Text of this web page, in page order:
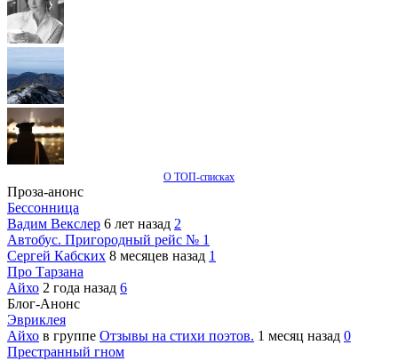
О ТОП-списках
Проза-анонс
Бессонница
Вадим Векслер 6 лет назад 2
Автобус. Пригородный рейс № 1
Сергей Кабских 8 месяцев назад 1
Про Тарзана
Айхо 2 года назад 6
Блог-Анонс
Эвриклея
Айхо в группе Отзывы на стихи поэтов. 1 месяц назад 0
Престранный гном